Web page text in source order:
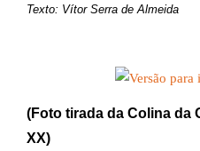
Texto: Vítor Serra de Almeida
(Foto tirada da Colina da
XX)